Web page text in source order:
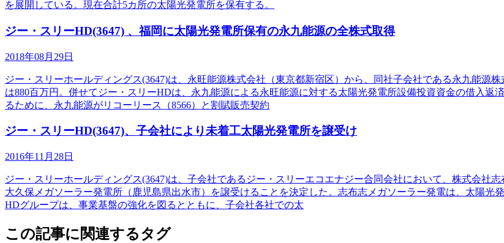
を展開している。現在合計5カ所の太陽光発電所を保有する。
ジー・スリーHD(3647) 、福岡に太陽光発電所保有の永九能源の全株式取得
2018年08月29日
ジー・スリーホールディングス(3647)は、永旺能源株式会社（東京都新宿区）から、同社子会社である永九能源
は880百万円。併せてジー・スリーHDは、永九能源による永旺能源に対する太陽光発電所設備投資資金の借入
るために、永九能源がリコーリース（8566）と割賦販売契約
ジー・スリーHD(3647)、子会社により未着工太陽光発電所を譲受け
2016年11月28日
ジー・スリーホールディングス(3647)は、子会社であるジー・スリーエコエナジー合同会社において、株式会社
大久保メガソーラー発電所（鹿児島県出水市）を譲受けることを決定した。志布志メガソーラー発電は、太陽
HDグループは、事業基盤の強化を図るとともに、子会社各社での太
この記事に関連するタグ